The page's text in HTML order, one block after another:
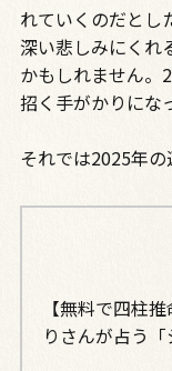
れていくのだとし
深い悲しみにくれ
かもしれません。
招く手がかりにな
それでは2025年の
【無料で四柱
りさんが占う「